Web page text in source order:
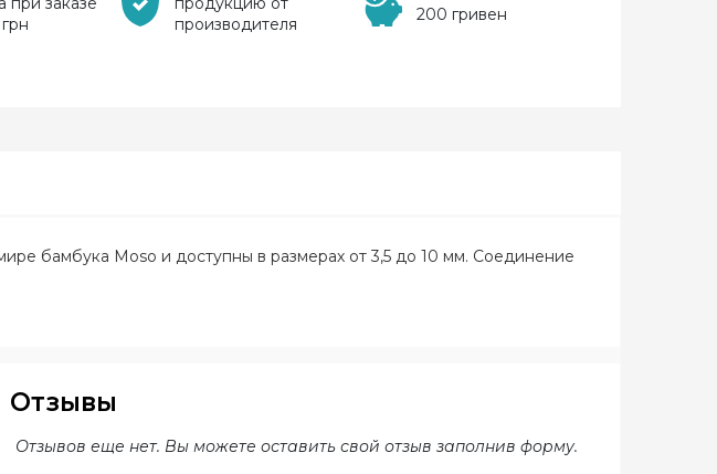
производителя
200 гривен
бамбука Moso и доступны в размерах от 3,5 до 10 мм. Соединение
Отзывы
Отзывов еще нет. Вы можете оставить свой отзыв заполнив форму.